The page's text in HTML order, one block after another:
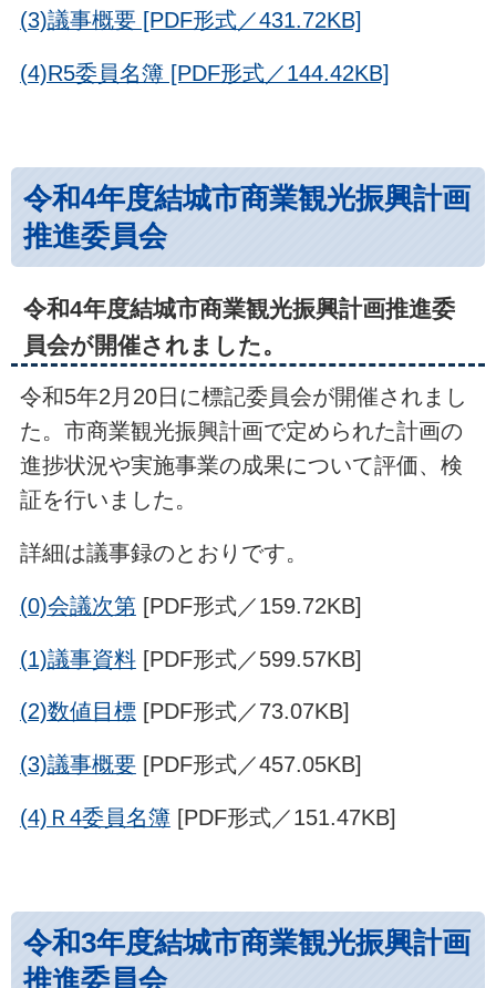
(3)議事概要 [PDF形式／431.72KB]
(4)R5委員名簿 [PDF形式／144.42KB]
令和4年度結城市商業観光振興計画
推進委員会
令和4年度結城市商業観光振興計画推進委
員会が開催されました。
令和5年2月20日に標記委員会が開催されまし
た。市商業観光振興計画で定められた計画の
進捗状況や実施事業の成果について評価、検
証を行いました。
詳細は議事録のとおりです。
(0)会議次第 [PDF形式／159.72KB]
(1)議事資料[PDF形式／599.57KB]
(2)数値目標[PDF形式／73.07KB]
(3)議事概要[PDF形式／457.05KB]
(4)Ｒ4委員名簿[PDF形式／151.47KB]
令和3年度結城市商業観光振興計画
推進委員会